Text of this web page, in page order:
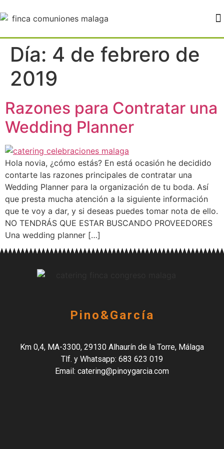
Día: 4 de febrero de
2019
Razones para Contratar una
Wedding Planner
Hola novia, ¿cómo estás? En está ocasión he decidido
contarte las razones principales de contratar una
Wedding Planner para la organización de tu boda. Así
que presta mucha atención a la siguiente información
que te voy a dar, y si deseas puedes tomar nota de ello.
NO TENDRÁS QUE ESTAR BUSCANDO PROVEEDORES
Una wedding planner […]
Pino&García
Km 0,4, MA-3300, 29130 Alhaurín de la Torre, Málaga
Tlf. y Whatsapp: 683 623 019
Email: catering@pinoygarcia.com